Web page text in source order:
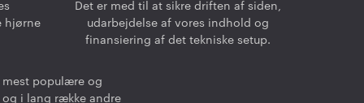
hjørne
Det er med til at sikre driften af siden,
udarbejdelse af vores indhold og
finansiering af det tekniske setup.
mest populære og
i lang række andre